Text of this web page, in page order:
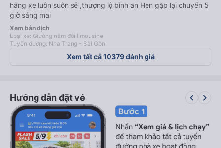
hãng xe luôn suôn sẻ ,thượng lộ bình an Hẹn gặp lại chuyến 5
giờ sáng mai
Xem bản dịch
Loại xe: Giường nằm đôi limousine
Tuyến đường: Nha Trang - Sài Gòn
Xem tất cả 10379 đánh giá
Hướng dẫn đặt vé keyboard_arrow_left keyboard_arrow_right